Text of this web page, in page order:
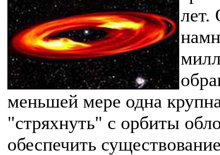
лет.
меньшей мере одна
"стряхнуть" с орбиты
обеспечить